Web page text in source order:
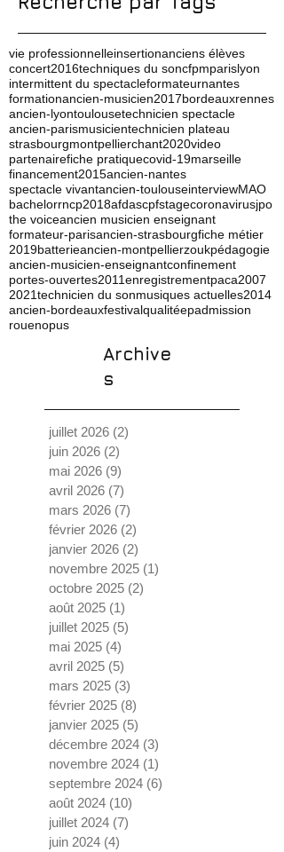
vie professionnelleinsertionanciens élèves
concert2016techniques du soncfpmparislyon
intermittent du spectacleformateurnantes
formationancien-musicien2017bordeauxrennes
ancien-lyontoulousetechnicien spectacle
ancien-parismusicientechnicien plateau
strasbourgmontpellierchant2020video
partenairefiche pratiquecovid-19marseille
financement2015ancien-nantes
spectacle vivantancien-toulouseinterviewMAO
bachelorrncp2018afdascpfstagecoronavirusjpo
the voiceancien musicien enseignant
formateur-parisancien-strasbourgfiche métier
2019batterieancien-montpellierzoukpédagogie
ancien-musicien-enseignantconfinement
portes-ouvertes2011enregistrementpaca2007
2021technicien du sonmusiques actuelles2014
ancien-bordeauxfestivalqualitéepadmission
rouenopus
Archive
s
juillet 2026 (2)
juin 2026 (2)
mai 2026 (9)
avril 2026 (7)
mars 2026 (7)
février 2026 (2)
janvier 2026 (2)
novembre 2025 (1)
octobre 2025 (2)
août 2025 (1)
juillet 2025 (5)
mai 2025 (4)
avril 2025 (5)
mars 2025 (3)
février 2025 (8)
janvier 2025 (5)
décembre 2024 (3)
novembre 2024 (1)
septembre 2024 (6)
août 2024 (10)
juillet 2024 (7)
juin 2024 (4)